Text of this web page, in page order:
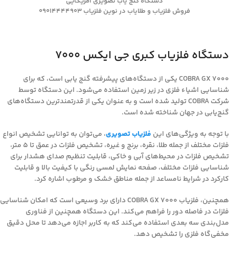
فروش فلزیاب و طلایاب در نوین فلزیاب 09014444903
دستگاه فلزیاب کبری جی ایکس 7000
COBRA GX 7000 یکی از دستگاه‌های پیشرفته گنج یابی است، که برای
شناسایی اشیاء فلزی در زیر زمین استفاده می‌شود. این دستگاه توسط
شرکت COBRA تولید شده است و به عنوان یکی از قدرتمندترین دستگاه‌های
گنج‌یابی در جهان شناخته شده است.
با توجه به ویژگی‌های این فلزیاب تصویری، می‌توان به توانایی تشخیص انواع
فلزات مختلف از جمله طلا، نقره، برنج و غیره، تشخیص فلزات در عمق تا 5 متر،
تشخیص فلزات در محیط‌های آبی و خاکی، قابلیت تنظیم صدای هشدار برای
شناسایی فلزات مختلف، صفحه نمایش لمسی رنگی با کیفیت بالا و قابلیت
کارکرد در شرایط نامساعد از جمله مناطق خشک و مرطوب اشاره کرد.
همچنین، فلزیاب COBRA GX 7000 دارای برد وسیعی است که امکان شناسایی
فلزات در فاصله دور را فراهم می‌کند. این دستگاه همچنین از فناوری
مدل‌بندی سه بعدی استفاده می‌کند که به کاربر اجازه می‌دهد تا محل دقیق
مخفی‌گاه فلزی را تشخیص دهد.